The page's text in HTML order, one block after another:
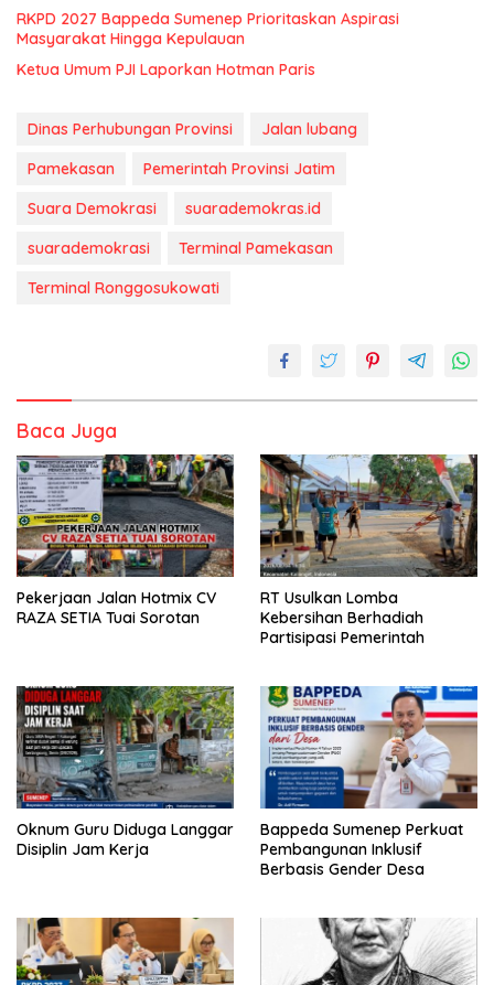
RKPD 2027 Bappeda Sumenep Prioritaskan Aspirasi
Masyarakat Hingga Kepulauan
Ketua Umum PJI Laporkan Hotman Paris
Dinas Perhubungan Provinsi
Jalan lubang
Pamekasan
Pemerintah Provinsi Jatim
Suara Demokrasi
suarademokras.id
suarademokrasi
Terminal Pamekasan
Terminal Ronggosukowati
Baca Juga
Pekerjaan Jalan Hotmix CV
RAZA SETIA Tuai Sorotan
RT Usulkan Lomba
Kebersihan Berhadiah
Partisipasi Pemerintah
Oknum Guru Diduga Langgar
Disiplin Jam Kerja
Bappeda Sumenep Perkuat
Pembangunan Inklusif
Berbasis Gender Desa